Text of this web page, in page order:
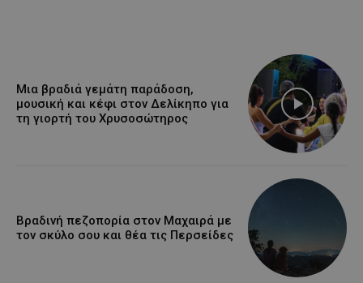
Μια βραδιά γεμάτη παράδοση,
μουσική και κέφι στον Δελίκηπο για
τη γιορτή του Χρυσοσώτηρος
Βραδινή πεζοπορία στον Μαχαιρά με
τον σκύλο σου και θέα τις Περσείδες